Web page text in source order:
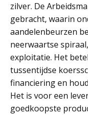
zilver. De
gebracht, waarin
aandelenbeurzen
neerwaartse
exploitatie. Het
tussentijdse
financiering en
Het is voor een
goedkoopste